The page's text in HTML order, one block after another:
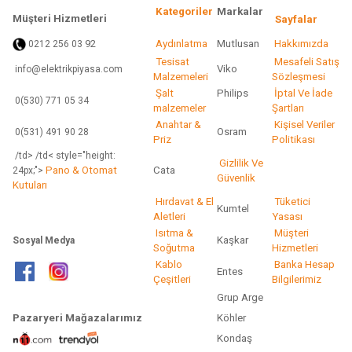
Müşteri Hizmetleri
Kategoriler Markalar
Sayfalar
0212 256 03 92 Aydınlatma Mutlusan Hakkımızda
info@elektrikpiyasa.com
Tesisat
Malzemeleri
Viko
Mesafeli Satış
Sözleşmesi
0(530) 771 05 34
Şalt
malzemeler
Philips
İptal Ve İade
Şartları
0(531) 491 90 28
Anahtar &
Priz
Osram
Kişisel Veriler
Politikası
/td> /td< style="height:
24px;"> Pano & Otomat
Kutuları
Cata
Gizlilik Ve
Güvenlik
Hırdavat & El
Aletleri
Kumtel
Tüketici
Yasası
Sosyal Medya
Isıtma &
Soğutma
Kaşkar
Müşteri
Hizmetleri
Kablo
Çeşitleri
Entes
Banka Hesap
Bilgilerimiz
Grup Arge
Pazaryeri Mağazalarımız
Köhler
Kondaş